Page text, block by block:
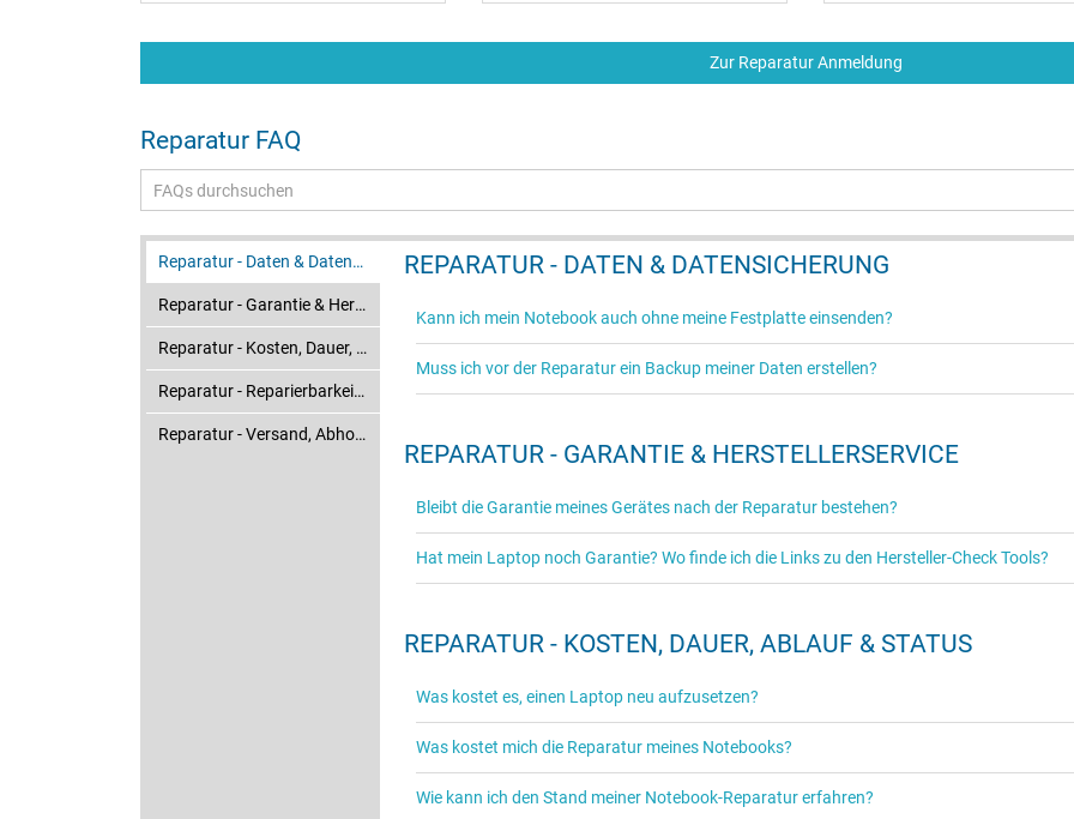
Zur Reparatur Anmeldung
Reparatur FAQ
Reparatur - Daten & Datensicherung
Reparatur - Garantie & Herstellerservice
Reparatur - Kosten, Dauer, Ablauf & Status
Reparatur - Reparierbarkeit & Ersatzteile
Reparatur - Versand, Abholung & Verpackung
REPARATUR - DATEN & DATENSICHERUNG
Kann ich mein Notebook auch ohne meine Festplatte einsenden?
Muss ich vor der Reparatur ein Backup meiner Daten erstellen?
REPARATUR - GARANTIE & HERSTELLERSERVICE
Bleibt die Garantie meines Gerätes nach der Reparatur bestehen?
Hat mein Laptop noch Garantie? Wo finde ich die Links zu den Hersteller-Check Tools?
REPARATUR - KOSTEN, DAUER, ABLAUF & STATUS
Was kostet es, einen Laptop neu aufzusetzen?
Was kostet mich die Reparatur meines Notebooks?
Wie kann ich den Stand meiner Notebook-Reparatur erfahren?